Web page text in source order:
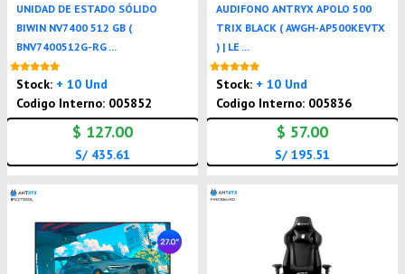
UNIDAD DE ESTADO SÓLIDO
BIWIN NV7400 512 GB (
BNV7400512G-RG ...
Stock: + 10 Und
Codigo Interno: 005852
$ 127.00
S/ 435.61
AUDIFONO ANTRYX APOLO 500
TRIX BLACK ( AWGH-AP500KEVTX
) | LE ...
Stock: + 10 Und
Codigo Interno: 005836
$ 57.00
S/ 195.51